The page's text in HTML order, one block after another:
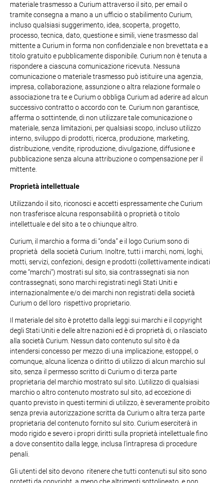
materiale trasmesso a Curium attraverso il sito, per email o
tramite consegna a mano a un ufficio o stabilimento Curium,
incluso qualsiasi suggerimento, idea, scoperta, progetto,
processo, tecnica, dato, questione e simili, viene trasmesso dal
mittente a Curium in forma non confidenziale e non brevettata e a
titolo gratuito e pubblicamente disponibile. Curium non è tenuta a
rispondere a ciascuna comunicazione ricevuta. Nessuna
comunicazione o materiale trasmesso può istituire una agenzia,
impresa, collaborazione, assunzione o altra relazione formale o
associazione tra te e Curium o obbliga Curium ad aderire ad alcun
successivo contratto o accordo con te. Curium non garantisce,
afferma o sottintende, di non utilizzare tale comunicazione o
materiale, senza limitazioni, per qualsiasi scopo, incluso utilizzo
interno, sviluppo di prodotti, ricerca, produzione, marketing,
distribuzione, vendite, riproduzione, divulgazione, diffusione e
pubblicazione senza alcuna attribuzione o compensazione per il
mittente.
Proprietà intellettuale
Utilizzando il sito, riconosci e accetti espressamente che Curium
non trasferisce alcuna responsabilità o proprietà o titolo
intellettuale e del sito a te o chiunque altro.
Curium, il marchio a forma di “onda” e il logo Curium sono di
proprietà della società Curium. Inoltre, tutti i marchi, nomi, loghi,
motti, servizi, confezioni, design e prodotti (collettivamente indicati
come “marchi”) mostrati sul sito, sia contrassegnati sia non
contrassegnati, sono marchi registrati negli Stati Uniti e
internazionalmente e/o dei marchi non registrati della società
Curium o del loro rispettivo proprietario.
Il materiale del sito è protetto dalla leggi sui marchi e il copyright
degli Stati Uniti e delle altre nazioni ed è di proprietà di, o rilasciato
alla società Curium. Nessun dato contenuto sul sito è da
intendersi concesso per mezzo di una implicazione, estoppel, o
comunque, alcuna licenza o diritto di utilizzo di alcun marchio sul
sito, senza il permesso scritto di Curium o di terza parte
proprietaria del marchio mostrato sul sito. L’utilizzo di qualsiasi
marchio o altro contenuto mostrato sul sito, ad eccezione di
quanto previsto in questi termini di utilizzo, è severamente proibito
senza previa autorizzazione scritta da Curium o altra terza parte
proprietaria del contenuto fornito sul sito. Curium eserciterà in
modo rigido e severo i propri diritti sulla proprietà intellettuale fino
a dove consentito dalla legge, inclusa l’intrapresa di procedure
penali.
Gli utenti del sito devono ritenere che tutti contenuti sul sito sono